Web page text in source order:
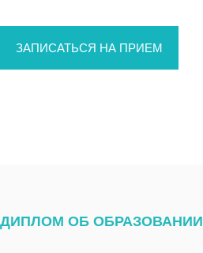
ЗАПИСАТЬСЯ НА ПРИЕМ
ДИПЛОМ ОБ ОБРАЗОВАНИИ